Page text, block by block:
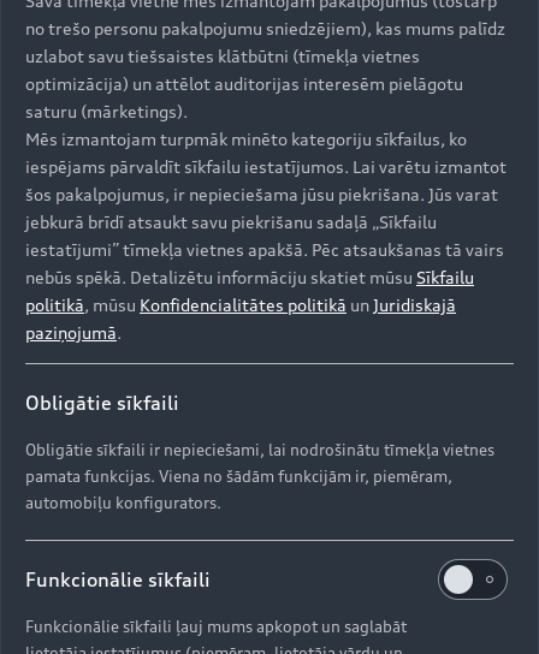
Uz augšu
Modeļi
Visi modeļi
e-tron
Iegādāties Audi
Aktuālie piedāvājumi
Lietoti automobiļi
Audi Līzings
Audi serviss
Serviss un apkope
Aktuālie servisa piedāvājumi
Oriģinālās rezerves daļas
Oriģinālie aksesuāri
Garantijas
Jaunumi
Svarīga informācija klientiem
Ražošanas vietas (ENG)
Vēsture (ENG)
Kontakti
Dīleri un servisa partneri
Informācija par importētāju
no trešo personu pakalpojumu sniedzējiem), kas mums palīdz
uzlabot savu tiešsaistes klātbūtni (tīmekļa vietnes
optimizācija) un attēlot auditorijas interesēm pielāgotu
saturu (mārketings).
Mēs izmantojam turpmāk minēto kategoriju sīkfailus, ko
iespējams pārvaldīt sīkfailu iestatījumos. Lai varētu izmantot
šos pakalpojumus, ir nepieciešama jūsu piekrišana. Jūs varat
jebkurā brīdī atsaukt savu piekrišanu sadaļā „Sīkfailu
iestatījumi” tīmekļa vietnes apakšā. Pēc atsaukšanas tā vairs
nebūs spēkā. Detalizētu informāciju skatiet mūsu Sīkfailu
politikā, mūsu Konfidencialitātes politikā unJuridiskajā
paziņojumā.
Obligātie sīkfaili
Obligātie sīkfaili ir nepieciešami, lai nodrošinātu tīmekļa vietnes
pamata funkcijas. Viena no šādām funkcijām ir, piemēram,
automobiļu konfigurators.
Funkcionālie sīkfaili
Funkcionālie sīkfaili ļauj mums apkopot un saglabāt